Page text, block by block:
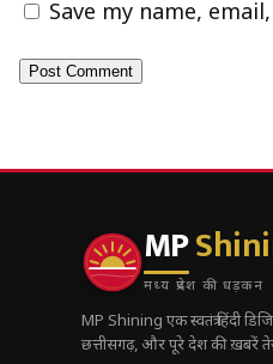
Save my name,
MP
मध्य प्रदेश की धड़कन
MP Shining एक स्वतंत्र हिंदी
छत्तीसगढ़, और पूरे देश की ख़बरें